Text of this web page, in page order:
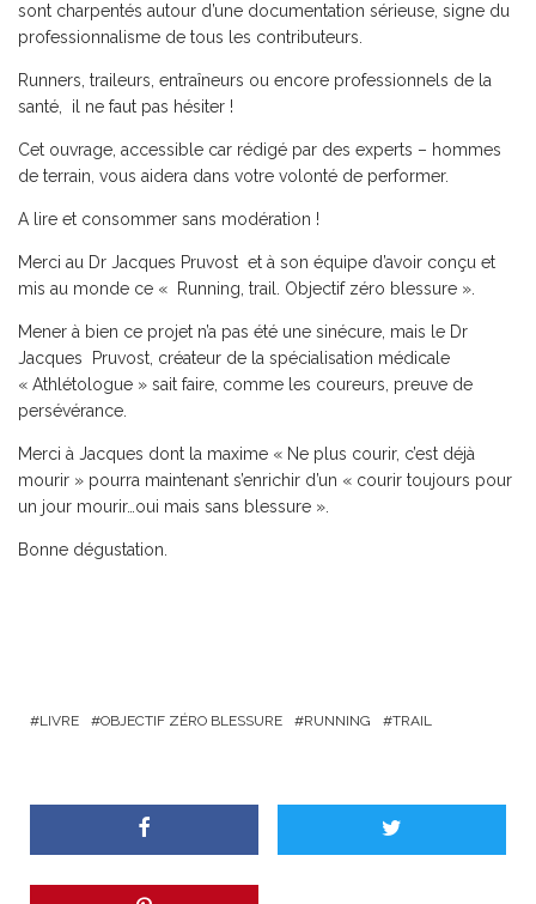
sont charpentés autour d’une documentation sérieuse, signe du
professionnalisme de tous les contributeurs.
Runners, traileurs, entraîneurs ou encore professionnels de la
santé, il ne faut pas hésiter !
Cet ouvrage, accessible car rédigé par des experts – hommes
de terrain, vous aidera dans votre volonté de performer.
A lire et consommer sans modération !
Merci au Dr Jacques Pruvost et à son équipe d’avoir conçu et
mis au monde ce « Running, trail. Objectif zéro blessure ».
Mener à bien ce projet n’a pas été une sinécure, mais le Dr
Jacques Pruvost, créateur de la spécialisation médicale
« Athlétologue » sait faire, comme les coureurs, preuve de
persévérance.
Merci à Jacques dont la maxime « Ne plus courir, c’est déjà
mourir » pourra maintenant s’enrichir d’un « courir toujours pour
un jour mourir…oui mais sans blessure ».
Bonne dégustation.
LIVRE OBJECTIF ZÉRO BLESSURE RUNNING TRAIL